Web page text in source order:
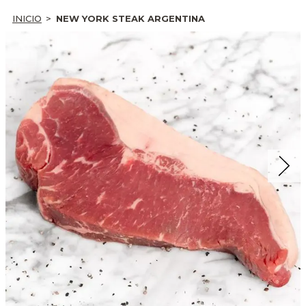
INICIO NEW YORK STEAK ARGENTINA